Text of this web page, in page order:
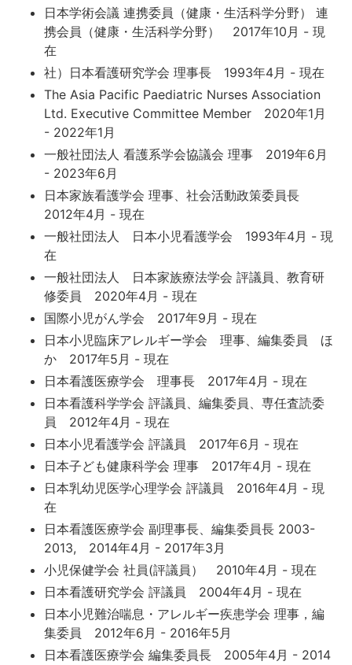
日本学術会議 連携委員（健康・生活科学分野） 連
携会員（健康・生活科学分野） 2017年10月 - 現
在
社）日本看護研究学会 理事長 1993年4月 - 現在
The Asia Pacific Paediatric Nurses Association
Ltd. Executive Committee Member 2020年1月
- 2022年1月
一般社団法人 看護系学会協議会 理事 2019年6月
- 2023年6月
日本家族看護学会 理事、社会活動政策委員長
2012年4月 - 現在
一般社団法人 日本小児看護学会 1993年4月 - 現
在
一般社団法人 日本家族療法学会 評議員、教育研
修委員 2020年4月 - 現在
国際小児がん学会 2017年9月 - 現在
日本小児臨床アレルギー学会 理事、編集委員 ほ
か 2017年5月 - 現在
日本看護医療学会 理事長 2017年4月 - 現在
日本看護科学学会 評議員、編集委員、専任査読委
員 2012年4月 - 現在
日本小児看護学会 評議員 2017年6月 - 現在
日本子ども健康科学会 理事 2017年4月 - 現在
日本乳幼児医学心理学会 評議員 2016年4月 - 現
在
日本看護医療学会 副理事長、編集委員長 2003-
2013, 2014年4月 - 2017年3月
小児保健学会 社員(評議員） 2010年4月 - 現在
日本看護研究学会 評議員 2004年4月 - 現在
日本小児難治喘息・アレルギー疾患学会 理事，編
集委員 2012年6月 - 2016年5月
日本看護医療学会 編集委員長 2005年4月 - 2014